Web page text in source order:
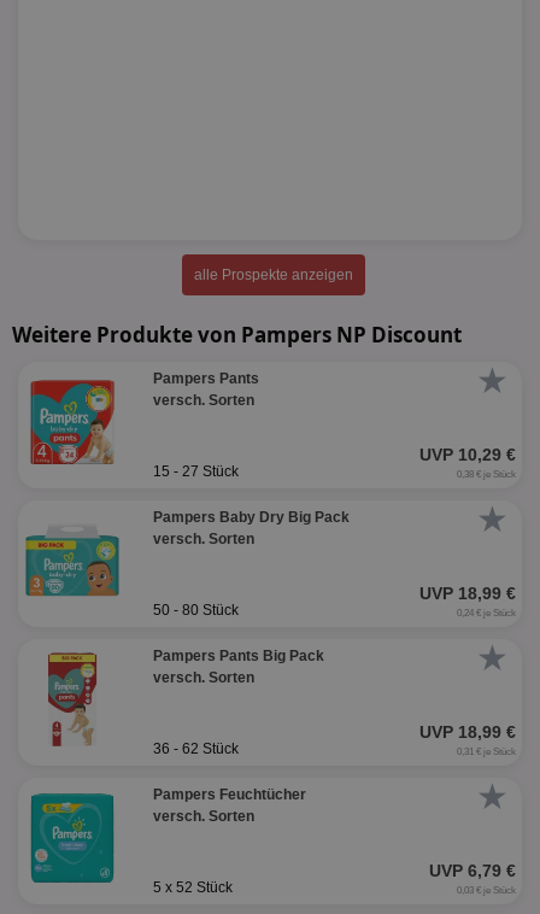
alle Prospekte anzeigen
Weitere Produkte von Pampers NP Discount
★
Pampers Pants
versch. Sorten
UVP 10,29 €
15 - 27 Stück 0,38 € je Stück
★
Pampers Baby Dry Big Pack
versch. Sorten
UVP 18,99 €
50 - 80 Stück 0,24 € je Stück
★
Pampers Pants Big Pack
versch. Sorten
UVP 18,99 €
36 - 62 Stück 0,31 € je Stück
★
Pampers Feuchtücher
versch. Sorten
UVP 6,79 €
5 x 52 Stück 0,03 € je Stück